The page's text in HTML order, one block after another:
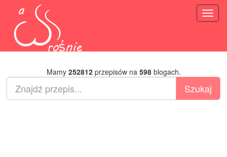
Mamy 252812przepisów na 598blogach.